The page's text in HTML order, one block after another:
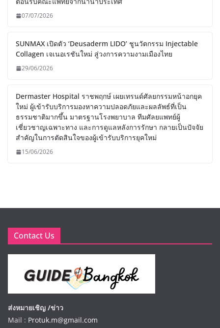
07/07/2026
SUNMAX เปิดตัว ‘Deusaderm LIDO’ ชูนวัตกรรม Injectable
Collagen เจเนอเรชันใหม่ สู่วงการความงามเมืองไทย
29/06/2026
Dermaster Hospital ราชพฤกษ์ เผยเทรนด์ศัลยกรรมหน้าอกยุค
ใหม่ ผู้เข้ารับบริการมองหาความปลอดภัยและผลลัพธ์ที่เป็น
ธรรมชาติมากขึ้น มาตรฐานโรงพยาบาล ทีมศัลยแพทย์ผู้
เชี่ยวชาญเฉพาะทาง และการดูแลหลังการรักษา กลายเป็นปัจจัย
สำคัญในการตัดสินใจของผู้เข้ารับบริการยุคใหม่
15/06/2026
Contact Us
ส่งหมายเชิญ /ข่าว
Mail : Protuk.m@gmail.com